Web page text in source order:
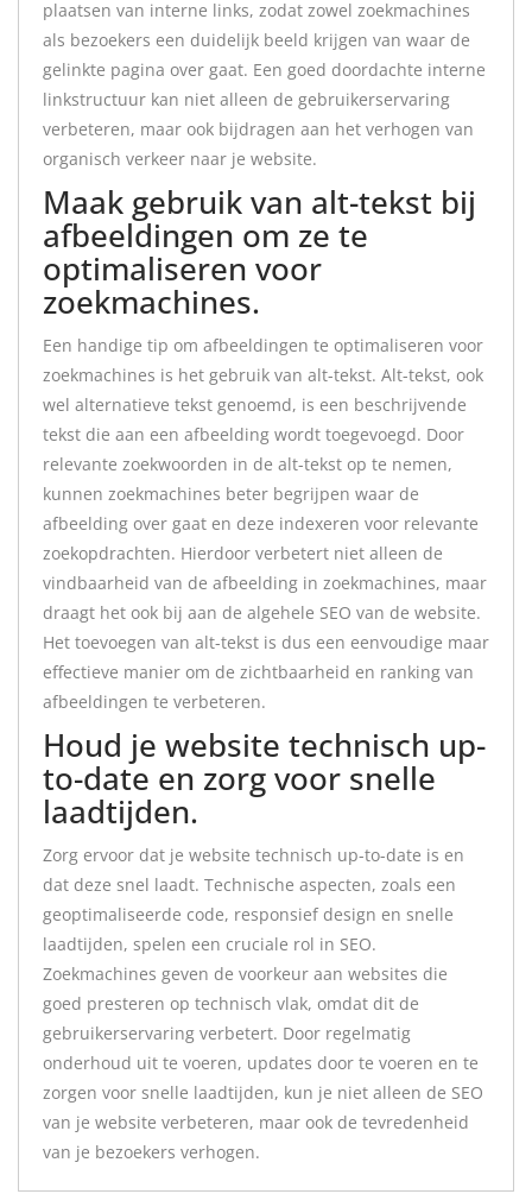
plaatsen van interne links, zodat zowel zoekmachines
als bezoekers een duidelijk beeld krijgen van waar de
gelinkte pagina over gaat. Een goed doordachte interne
linkstructuur kan niet alleen de gebruikerservaring
verbeteren, maar ook bijdragen aan het verhogen van
organisch verkeer naar je website.
Maak gebruik van alt-tekst bij
afbeeldingen om ze te
optimaliseren voor
zoekmachines.
Een handige tip om afbeeldingen te optimaliseren voor
zoekmachines is het gebruik van alt-tekst. Alt-tekst, ook
wel alternatieve tekst genoemd, is een beschrijvende
tekst die aan een afbeelding wordt toegevoegd. Door
relevante zoekwoorden in de alt-tekst op te nemen,
kunnen zoekmachines beter begrijpen waar de
afbeelding over gaat en deze indexeren voor relevante
zoekopdrachten. Hierdoor verbetert niet alleen de
vindbaarheid van de afbeelding in zoekmachines, maar
draagt het ook bij aan de algehele SEO van de website.
Het toevoegen van alt-tekst is dus een eenvoudige maar
effectieve manier om de zichtbaarheid en ranking van
afbeeldingen te verbeteren.
Houd je website technisch up-
to-date en zorg voor snelle
laadtijden.
Zorg ervoor dat je website technisch up-to-date is en
dat deze snel laadt. Technische aspecten, zoals een
geoptimaliseerde code, responsief design en snelle
laadtijden, spelen een cruciale rol in SEO.
Zoekmachines geven de voorkeur aan websites die
goed presteren op technisch vlak, omdat dit de
gebruikerservaring verbetert. Door regelmatig
onderhoud uit te voeren, updates door te voeren en te
zorgen voor snelle laadtijden, kun je niet alleen de SEO
van je website verbeteren, maar ook de tevredenheid
van je bezoekers verhogen.